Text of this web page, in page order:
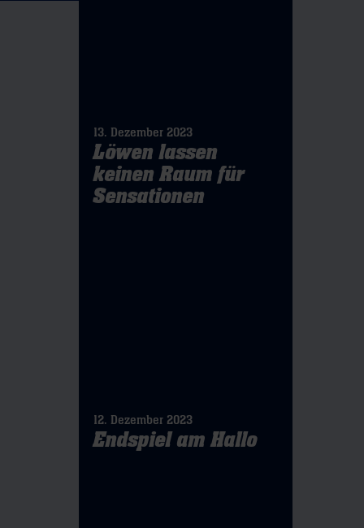
13. Dezember 2023
Löwen lassen
keinen Raum für
Sensationen
12. Dezember 2023
Endspiel am Hallo